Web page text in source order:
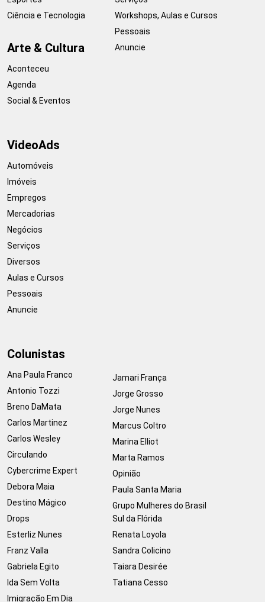
Ciência e Tecnologia
Arte & Cultura
Aconteceu
Agenda
Social & Eventos
Workshops, Aulas e Cursos
Pessoais
Anuncie
VideoAds
Automóveis
Imóveis
Empregos
Mercadorias
Negócios
Serviços
Diversos
Aulas e Cursos
Pessoais
Anuncie
Colunistas
Ana Paula Franco
Antonio Tozzi
Breno DaMata
Carlos Martinez
Carlos Wesley
Circulando
Cybercrime Expert
Debora Maia
Destino Mágico
Drops
Esterliz Nunes
Franz Valla
Gabriela Egito
Ida Sem Volta
Imigração Em Dia
Jamari França
Jorge Grosso
Jorge Nunes
Marcus Coltro
Marina Elliot
Marta Ramos
Opinião
Paula Santa Maria
Grupo Mulheres do Brasil
Sul da Flórida
Renata Loyola
Sandra Colicino
Taiara Desirée
Tatiana Cesso